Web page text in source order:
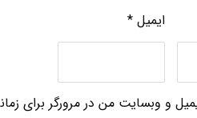
ایمیل *
و وبسایت من در مرورگر برای